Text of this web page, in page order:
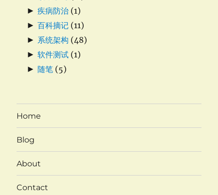
► 疾病防治 (1)
► 百科摘记 (11)
► 系统架构 (48)
► 软件测试 (1)
► 随笔 (5)
Home
Blog
About
Contact